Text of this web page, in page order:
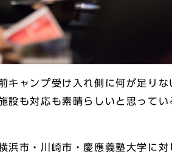
キャンプ受け入れ側に何が足り
設も対応も素晴らしいと思って
浜市・川崎市・慶應義塾大学に